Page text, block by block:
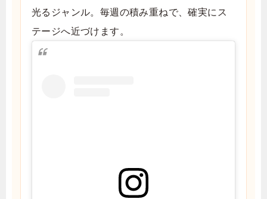
光るジャンル。毎週の積み重ねで、確実にス
テージへ近づけます。